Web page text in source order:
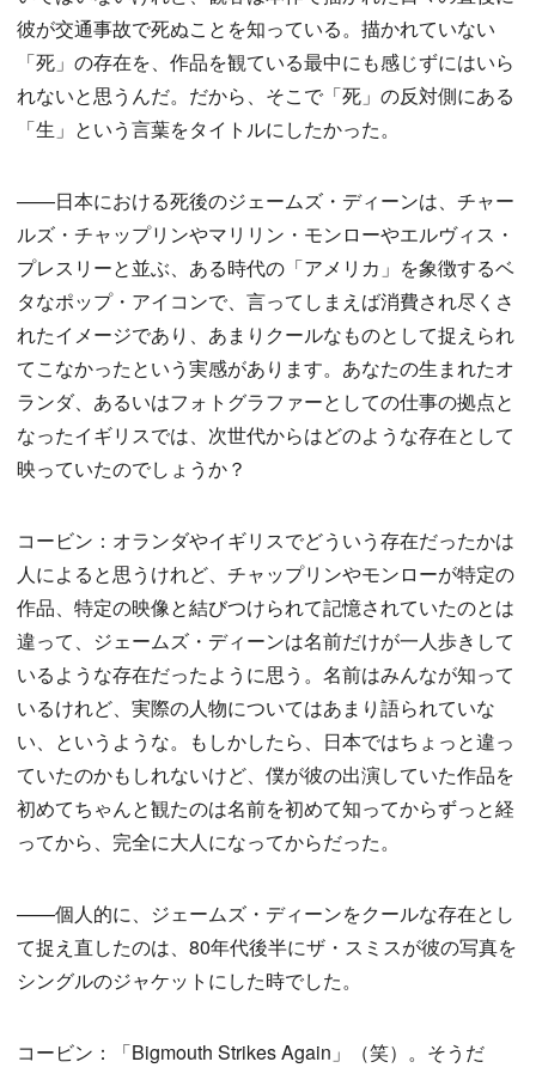
彼が交通事故で死ぬことを知っている。描かれていない
「死」の存在を、作品を観ている最中にも感じずにはいら
れないと思うんだ。だから、そこで「死」の反対側にある
「生」という言葉をタイトルにしたかった。
——日本における死後のジェームズ・ディーンは、チャー
ルズ・チャップリンやマリリン・モンローやエルヴィス・
プレスリーと並ぶ、ある時代の「アメリカ」を象徴するベ
タなポップ・アイコンで、言ってしまえば消費され尽くさ
れたイメージであり、あまりクールなものとして捉えられ
てこなかったという実感があります。あなたの生まれたオ
ランダ、あるいはフォトグラファーとしての仕事の拠点と
なったイギリスでは、次世代からはどのような存在として
映っていたのでしょうか？
コービン：オランダやイギリスでどういう存在だったかは
人によると思うけれど、チャップリンやモンローが特定の
作品、特定の映像と結びつけられて記憶されていたのとは
違って、ジェームズ・ディーンは名前だけが一人歩きして
いるような存在だったように思う。名前はみんなが知って
いるけれど、実際の人物についてはあまり語られていな
い、というような。もしかしたら、日本ではちょっと違っ
ていたのかもしれないけど、僕が彼の出演していた作品を
初めてちゃんと観たのは名前を初めて知ってからずっと経
ってから、完全に大人になってからだった。
——個人的に、ジェームズ・ディーンをクールな存在とし
て捉え直したのは、80年代後半にザ・スミスが彼の写真を
シングルのジャケットにした時でした。
コービン：「Bigmouth Strikes Again」（笑）。そうだ